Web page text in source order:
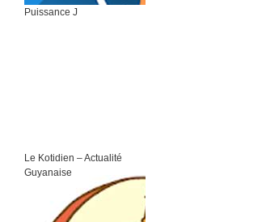
Puissance J
Le Kotidien – Actualité
Guyanaise